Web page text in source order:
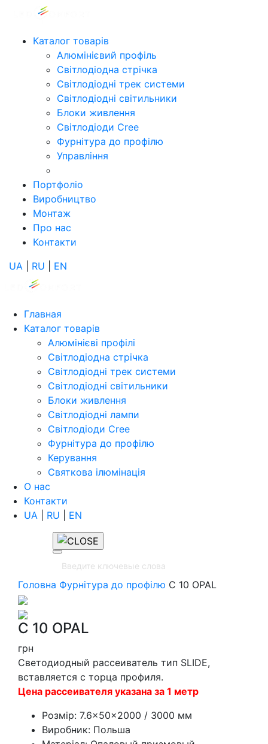
Каталог товарів
Алюмінієвий профіль
Світлодіодна стрічка
Світлодіодні трек системи
Світлодіодні світильники
Блоки живлення
Світлодіоди Cree
Фурнітура до профілю
Управління
Портфоліо
Виробництво
Монтаж
Про нас
Контакти
UA
RU EN
Главная
Каталог товарів
Алюмінієві профілі
Світлодіодна стрічка
Світлодіодні трек системи
Світлодіодні світильники
Блоки живлення
Світлодіодні лампи
Світлодіоди Cree
Фурнітура до профілю
Керування
Святкова ілюмінація
О нас
Контакти
UA
RU EN
Головна Фурнітура до профілю C 10 OPAL
C 10 OPAL
грн
Светодиодный рассеиватель тип SLIDE,
вставляется с торца профиля.
Цена рассеивателя указана за 1 метр
Розмір: 7.6×50×2000 / 3000 мм
Виробник: Польша